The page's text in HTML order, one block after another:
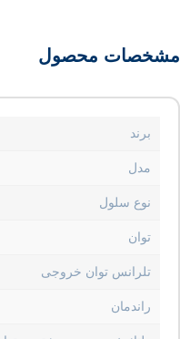
مشخصات محصول
برند
مدل
نوع سلول
توان
تلرانس توان خروجی
راندمان